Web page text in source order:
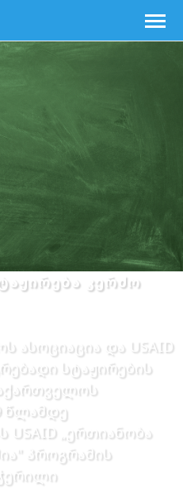
კერძო
ასოციაცია და USAID
სტაჟირების
წლამდე
USAID „ერთიანობა
პროგრამის